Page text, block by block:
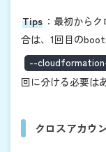
Tips ：最初から
合は、1回目の
--
回に分ける必要は
クロスアカウ